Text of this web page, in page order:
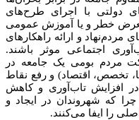
دولتی با اجرای طرح‌های
معرض خطر و یا آموزش عمومی
و ارائه راهکارهای
اجتماعی موثر باشند.
مردم بومی یک جامعه در
تخصص، اقتصاد) و رفع نقاط
افزایش تاب‌آوری و کاهش
چرا که شهروندان در ایجاد و
را ایفا می‌کنند.